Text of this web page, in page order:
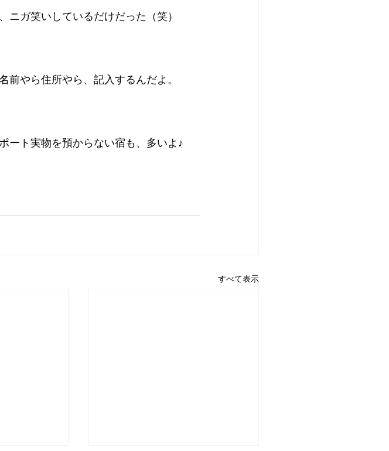
ニガ笑いしているだけだった（笑）
やら住所やら、記入するんだよ。
ート実物を預からない宿も、多いよ♪
すべて表示